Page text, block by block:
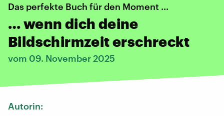
Das perfekte Buch für den Moment ...
… wenn dich deine
Bildschirmzeit erschreckt
vom 09. November 2025
Autorin: